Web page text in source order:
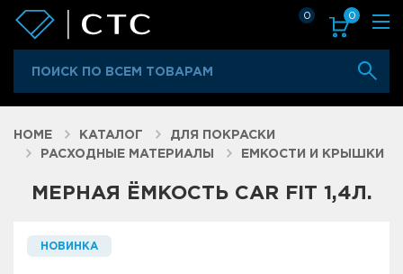
0 0
HOME КАТАЛОГ
ДЛЯ ПОКРАСКИ
РАСХОДНЫЕ МАТЕРИАЛЫ
ЕМКОСТИ И КРЫШКИ
МЕРНАЯ ЁМКОСТЬ CAR FIT 1,4Л.
НОВИНКА